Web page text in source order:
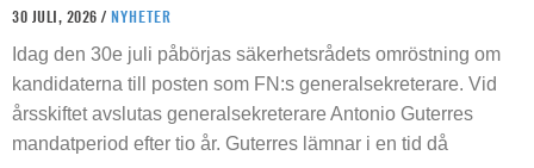
30 JULI, 2026 / NYHETER
Idag den 30e juli påbörjas säkerhetsrådets omröstning om
kandidaterna till posten som FN:s generalsekreterare. Vid
årsskiftet avslutas generalsekreterare Antonio Guterres
mandatperiod efter tio år. Guterres lämnar i en tid då